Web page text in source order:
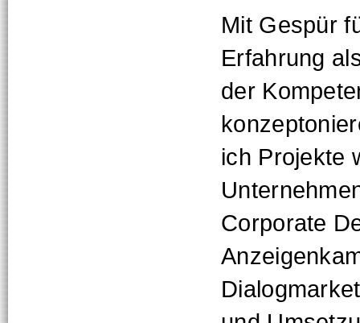
Mit Gespür
Erfahrung
der
ich Projekte
Corporate